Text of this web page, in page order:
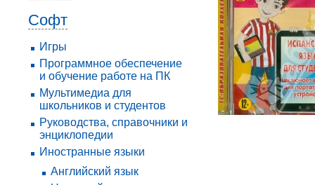
Софт
Игры
Программное обеспечение
и обучение работе на ПК
Мультимедиа для
школьников и студентов
Руководства, справочники и
энциклопедии
Иностранные языки
Английский язык